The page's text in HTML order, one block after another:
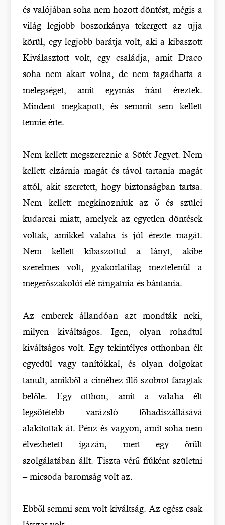
és valójában soha nem hozott döntést, mégis a
világ legjobb boszorkánya tekergett az ujja
körül, egy legjobb barátja volt, aki a kibaszott
Kiválasztott volt, egy családja, amit Draco
soha nem akart volna, de nem tagadhatta a
melegséget, amit egymás iránt éreztek.
Mindent megkapott, és semmit sem kellett
tennie érte.
Nem kellett megszereznie a Sötét Jegyet. Nem
kellett elzárnia magát és távol tartania magát
attól, akit szeretett, hogy biztonságban tartsa.
Nem kellett megkínozniuk az ő és szülei
kudarcai miatt, amelyek az egyetlen döntések
voltak, amikkel valaha is jól érezte magát.
Nem kellett kibaszottul a lányt, akibe
szerelmes volt, gyakorlatilag meztelenül a
megerőszakolói elé rángatnia és bántania.
Az emberek állandóan azt mondták neki,
milyen kiváltságos. Igen, olyan rohadtul
kiváltságos volt. Egy tekintélyes otthonban élt
egyedül vagy tanítókkal, és olyan dolgokat
tanult, amikből a címéhez illő szobrot faragtak
belőle. Egy otthon, amit a valaha élt
legsötétebb varázsló főhadiszállásává
alakítottak át. Pénz és vagyon, amit soha nem
élvezhetett igazán, mert egy őrült
szolgálatában állt. Tiszta vérű fiúként születni
– micsoda baromság volt az.
Ebből semmi sem volt kiváltság. Az egész csak